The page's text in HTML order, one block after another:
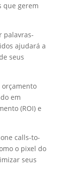
que gerem
palavras-
ajudará a
seus
orçamento
em
(ROI) e
calls-to-
o pixel do
seus